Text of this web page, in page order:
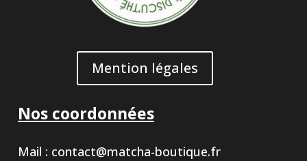
Mention légales
Nos coordonnées
Mail : contact@matcha-boutique.fr